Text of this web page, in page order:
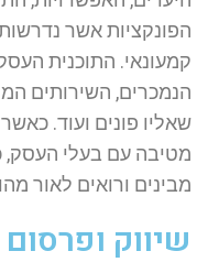
הפונקציות אשר
קמעונאי. התוכנית
הנמכרים, השירותים
שאליו פונים ועוד.
מטיבה עם בעלי העסק,
מבינים ורואים לאור
שיווק